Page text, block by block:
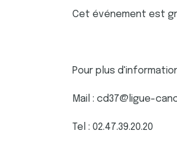
Cet événement est
Pour plus
Mail : cd37@ligue-
Tel : 02.47.39.20.20